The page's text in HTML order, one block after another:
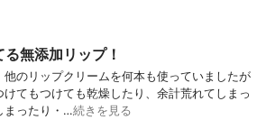
無添加リップ！
のリップクリームを何本も使っていましたが
けてもつけても乾燥したり、余計荒れてしまっ
まったり・…続きを見る